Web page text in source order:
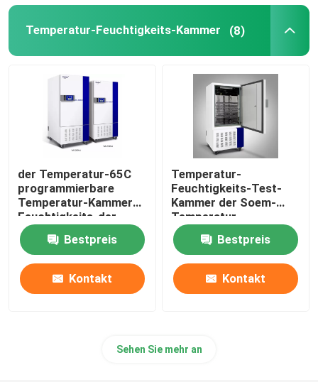
Biologische Sicherheitswerkbank
Vakuumtrockenofen
Augenhöhlen-Shaker Incubator
CO2 Brutkasten
Anaerober Inkubator
Umweltprüfkammern
Thrombozyten-Inkubator-Rührer
Temperatur-Feuchtigkeits-Kammer (8)
der Temperatur-65C
programmierbare
Temperatur-Kammer
Feuchtigkeits-der
Kammer-SUS304
Bestpreis
Kontakt
Temperatur-
Feuchtigkeits-Test-
Kammer der Soem-
Temperatur-
Feuchtigkeits-
Kammer-220V
Bestpreis
Kontakt
Sehen Sie mehr an